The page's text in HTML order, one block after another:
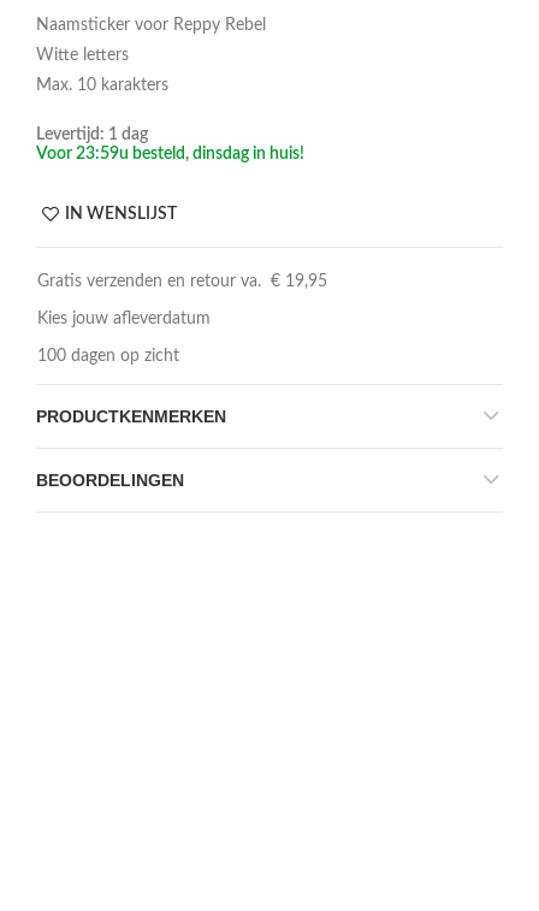
Naamsticker voor Reppy Rebel
Witte letters
Max. 10 karakters
Levertijd: 1 dag
Voor 23:59u besteld, dinsdag in huis!
IN WENSLIJST
Gratis verzenden en retour va. € 19,95
Kies jouw afleverdatum
100 dagen op zicht
PRODUCTKENMERKEN
BEOORDELINGEN